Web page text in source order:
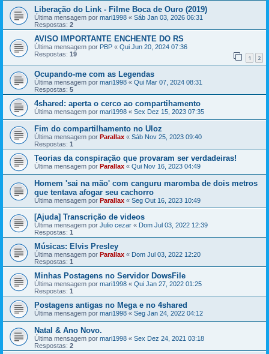
Liberação do Link - Filme Boca de Ouro (2019)
Última mensagem por mari1998 « Sáb Jan 03, 2026 06:31
Respostas: 2
AVISO IMPORTANTE ENCHENTE DO RS
Última mensagem por PBP « Qui Jun 20, 2024 07:36
Respostas: 19 1 2
Ocupando-me com as Legendas
Última mensagem por mari1998 « Qui Mar 07, 2024 08:31
Respostas: 5
4shared: aperta o cerco ao compartihamento
Última mensagem por mari1998 « Sex Dez 15, 2023 07:35
Fim do compartilhamento no Uloz
Última mensagem por Parallax « Sáb Nov 25, 2023 09:40
Respostas: 1
Teorias da conspiração que provaram ser verdadeiras!
Última mensagem por Parallax « Qui Nov 16, 2023 04:49
Homem 'sai na mão' com canguru maromba de dois metros
que tentava afogar seu cachorro
Última mensagem por Parallax « Seg Out 16, 2023 10:49
[Ajuda] Transcrição de videos
Última mensagem por Julio cezar « Dom Jul 03, 2022 12:39
Respostas: 1
Músicas: Elvis Presley
Última mensagem por Parallax « Dom Jul 03, 2022 12:20
Respostas: 1
Minhas Postagens no Servidor DowsFile
Última mensagem por mari1998 « Qui Jan 27, 2022 01:25
Respostas: 1
Postagens antigas no Mega e no 4shared
Última mensagem por mari1998 « Seg Jan 24, 2022 04:12
Natal & Ano Novo.
Última mensagem por mari1998 « Sex Dez 24, 2021 03:18
Respostas: 2